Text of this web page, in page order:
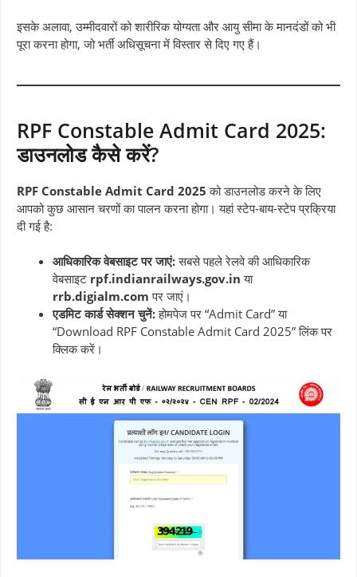
इसके अलावा, उम्मीदवारों को शारीरिक योग्यता और आयु सीमा के मानदंडों को भी
पूरा करना होगा, जो भर्ती अधिसूचना में विस्तार से दिए गए हैं।
RPF Constable Admit Card 2025:
डाउनलोड कैसे करें?
RPF Constable Admit Card 2025 को डाउनलोड करने के लिए
आपको कुछ आसान चरणों का पालन करना होगा। यहां स्टेप-बाय-स्टेप प्रक्रिया
दी गई है:
आधिकारिक वेबसाइट पर जाएं:सबसे पहले रेलवे की आधिकारिक
वेबसाइट rpf.indianrailways.gov.in या
rrb.digialm.com पर जाएं।
एडमिट कार्ड सेक्शन चुनें:होमपेज पर “Admit Card” या
“Download RPF Constable Admit Card 2025” लिंक पर
क्लिक करें।